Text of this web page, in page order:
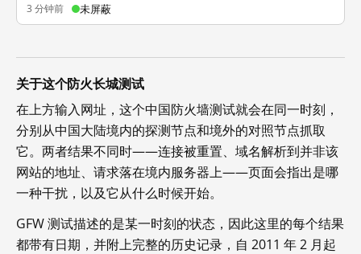
3 分钟前 未屏蔽
关于这个防火长城测试
在上方输入网址，这个中国防火墙测试就会在同一时刻，
分别从中国大陆境内的探测节点和境外的对照节点抓取
它。两者结果不同时——连接被重置、域名解析到并非该
网站的地址、请求落在境内服务器上——页面会指出是哪
一种干扰，以及它从什么时候开始。
GFW 测试描述的是某一时刻的状态，因此这里的每个结果
都带有日期，并附上完整的历史记录，自 2011 年 2 月起